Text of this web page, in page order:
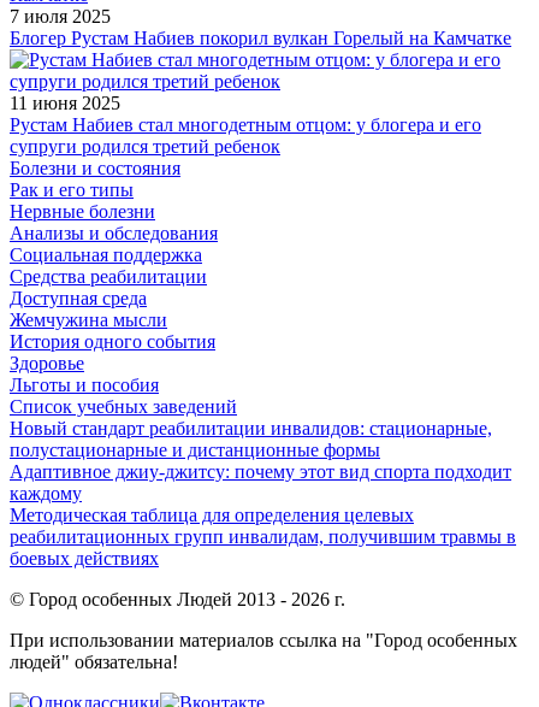
7 июля 2025
Блогер Рустам Набиев покорил вулкан Горелый на Камчатке
11 июня 2025
Рустам Набиев стал многодетным отцом: у блогера и его
супруги родился третий ребенок
Болезни и состояния
Рак и его типы
Нервные болезни
Анализы и обследования
Социальная поддержка
Средства реабилитации
Доступная среда
Жемчужина мысли
История одного события
Здоровье
Льготы и пособия
Список учебных заведений
Новый стандарт реабилитации инвалидов: стационарные,
полустационарные и дистанционные формы
Адаптивное джиу-джитсу: почему этот вид спорта подходит
каждому
Методическая таблица для определения целевых
реабилитационных групп инвалидам, получившим травмы в
боевых действиях
© Город особенных Людей 2013 - 2026 г.
При использовании материалов ссылка на "Город особенных
людей" обязательна!